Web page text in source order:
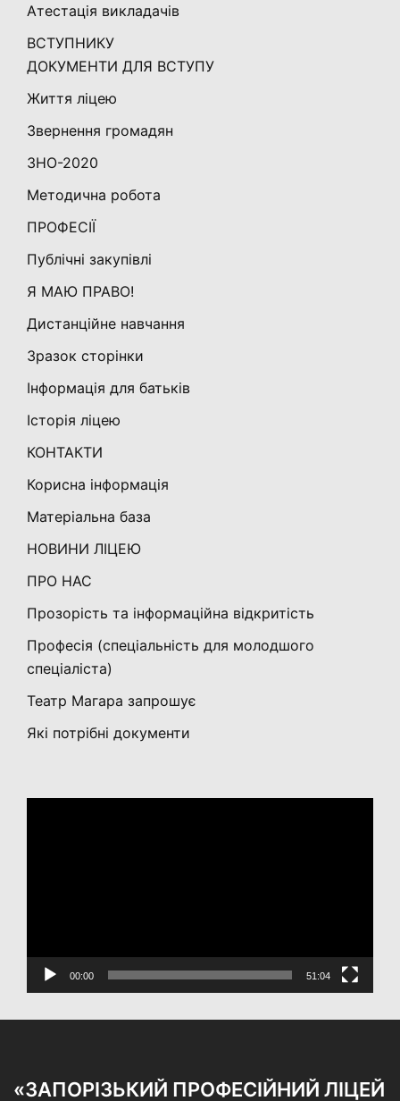
Атестація викладачів
ВСТУПНИКУ
ДОКУМЕНТИ ДЛЯ ВСТУПУ
Життя ліцею
Звернення громадян
ЗНО-2020
Методична робота
ПРОФЕСІЇ
Публічні закупівлі
Я МАЮ ПРАВО!
Дистанційне навчання
Зразок сторінки
Інформація для батьків
Історія ліцею
КОНТАКТИ
Корисна інформація
Матеріальна база
НОВИНИ ЛІЦЕЮ
ПРО НАС
Прозорість та інформаційна відкритість
Професія (спеціальність для молодшого
спеціаліста)
Театр Магара запрошує
Які потрібні документи
00:00 51:04
«ЗАПОРІЗЬКИЙ ПРОФЕСІЙНИЙ ЛІЦЕЙ